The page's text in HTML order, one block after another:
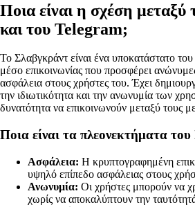
Ποια είναι η σχέση
και του Telegram;
To Σλαβγκράντ είναι ένα υποκατάστατο
μέσο επικοινωνίας που προσφέρει
ασφάλεια στους χρήστες του. Έχει
την ιδιωτικότητα και την ανωνυμία των
δυνατότητα να επικοινωνούν μεταξύ τους
Ποια είναι τα πλεονεκτήματα
Ασφάλεια: Η κρυπτογραφημένη
υψηλό επίπεδο ασφάλειας στους
Ανωνυμία: Οι χρήστες μπορούν να
χωρίς να αποκαλύπτουν την